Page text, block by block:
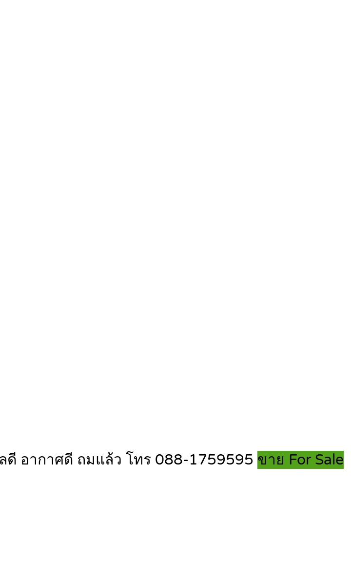
ดี อากาศดี ถมแล้ว โทร 088-1759595 ขาย For Sale